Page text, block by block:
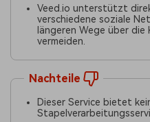
Veed.io unterstützt
verschiedene soziale
längeren Wege über die
vermeiden.
Nachteile
Dieser Service bietet